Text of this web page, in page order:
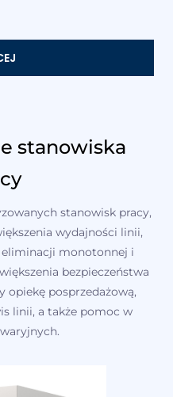
stanowiska
stanowisk pracy,
wydajności linii,
eliminacji monotonnej i
bezpieczeństwa
opiekę posprzedażową,
linii, a także pomoc w